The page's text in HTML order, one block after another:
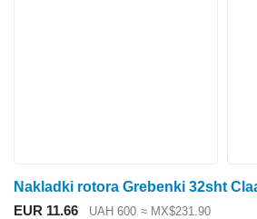
EUR 11.66 UAH 600 ≈ MX$231.90